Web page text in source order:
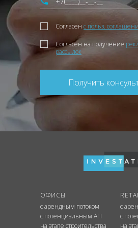
Согласен с польз.
Согласен на получение
рассылок
Получить
ОФИСЫ
с арендным потоком
с потенциальным АП
на этапе строительства
с
с
на